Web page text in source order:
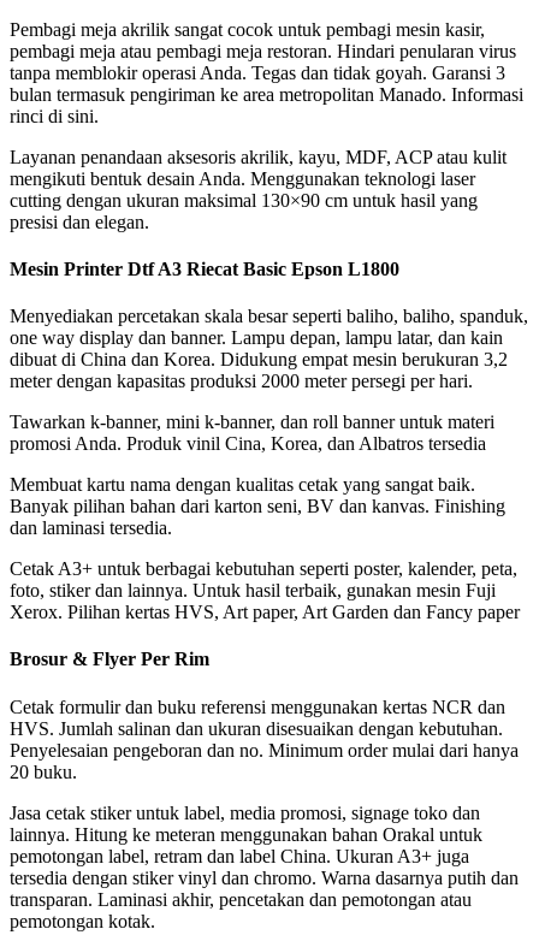
Pembagi meja akrilik sangat cocok untuk pembagi mesin kasir,
pembagi meja atau pembagi meja restoran. Hindari penularan virus
tanpa memblokir operasi Anda. Tegas dan tidak goyah. Garansi 3
bulan termasuk pengiriman ke area metropolitan Manado. Informasi
rinci di sini.
Layanan penandaan aksesoris akrilik, kayu, MDF, ACP atau kulit
mengikuti bentuk desain Anda. Menggunakan teknologi laser
cutting dengan ukuran maksimal 130×90 cm untuk hasil yang
presisi dan elegan.
Mesin Printer Dtf A3 Riecat Basic Epson L1800
Menyediakan percetakan skala besar seperti baliho, baliho, spanduk,
one way display dan banner. Lampu depan, lampu latar, dan kain
dibuat di China dan Korea. Didukung empat mesin berukuran 3,2
meter dengan kapasitas produksi 2000 meter persegi per hari.
Tawarkan k-banner, mini k-banner, dan roll banner untuk materi
promosi Anda. Produk vinil Cina, Korea, dan Albatros tersedia
Membuat kartu nama dengan kualitas cetak yang sangat baik.
Banyak pilihan bahan dari karton seni, BV dan kanvas. Finishing
dan laminasi tersedia.
Cetak A3+ untuk berbagai kebutuhan seperti poster, kalender, peta,
foto, stiker dan lainnya. Untuk hasil terbaik, gunakan mesin Fuji
Xerox. Pilihan kertas HVS, Art paper, Art Garden dan Fancy paper
Brosur & Flyer Per Rim
Cetak formulir dan buku referensi menggunakan kertas NCR dan
HVS. Jumlah salinan dan ukuran disesuaikan dengan kebutuhan.
Penyelesaian pengeboran dan no. Minimum order mulai dari hanya
20 buku.
Jasa cetak stiker untuk label, media promosi, signage toko dan
lainnya. Hitung ke meteran menggunakan bahan Orakal untuk
pemotongan label, retram dan label China. Ukuran A3+ juga
tersedia dengan stiker vinyl dan chromo. Warna dasarnya putih dan
transparan. Laminasi akhir, pencetakan dan pemotongan atau
pemotongan kotak.